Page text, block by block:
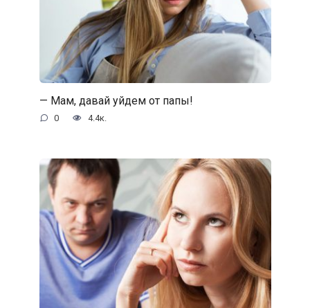
— Мам, давай уйдем от папы!
0 4.4к.